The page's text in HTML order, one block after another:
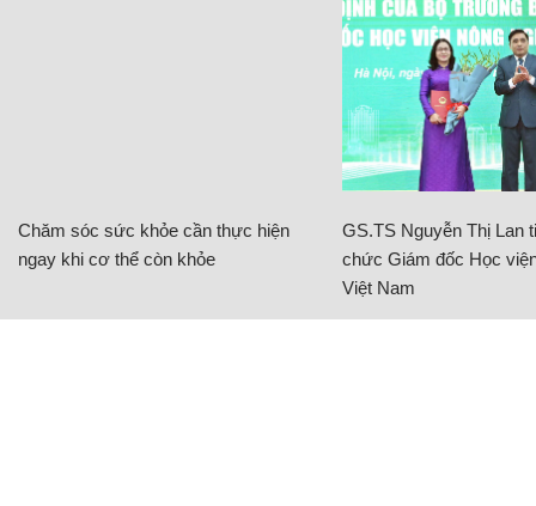
Chăm sóc sức khỏe cần thực hiện
ngay khi cơ thể còn khỏe
GS.TS Nguyễn Thị Lan
chức Giám đốc Học
Việt Nam